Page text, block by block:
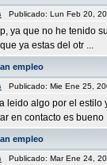
Publicado: Lun Feb 20,
ya que no he tenido
ya estas del otr ...
empleo
Publicado: Mie Ene 25,
leido algo por el
en contacto es bueno
empleo
Publicado: Mar Ene 24,